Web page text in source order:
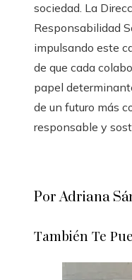
sociedad. La
Responsabilidad
impulsando este
de que cada
papel
de un futuro más
responsable y
Por Adriana
También Te